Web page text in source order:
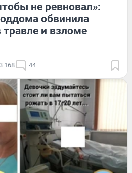
не ревновал»:
обвинила
и взломе
168 44